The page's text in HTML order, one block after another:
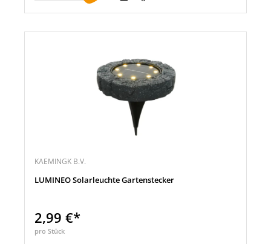
KAEMINGK B.V.
LUMINEO Solarleuchte Gartenstecker
2,99 €*
pro Stück